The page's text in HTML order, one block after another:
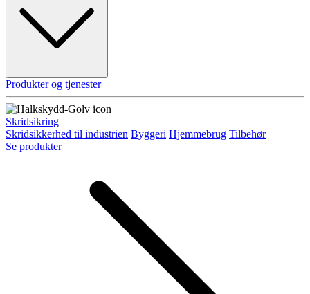
Produkter og tjenester
Skridsikring
Skridsikkerhed til industrien Byggeri Hjemmebrug Tilbehør
Se produkter